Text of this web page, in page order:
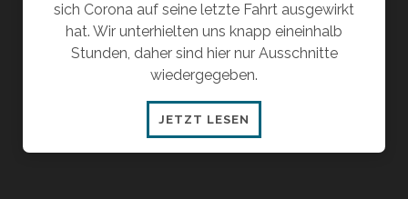
sich Corona auf seine letzte Fahrt ausgewirkt
hat. Wir unterhielten uns knapp eineinhalb
Stunden, daher sind hier nur Ausschnitte
wiedergegeben.
JETZT LESEN
GEHT